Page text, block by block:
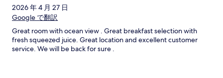
2026 年 4 月 27 日
Google で翻訳
Great room with ocean view . Great breakfast selection with
fresh squeezed juice. Great location and excellent customer
service. We will be back for sure .